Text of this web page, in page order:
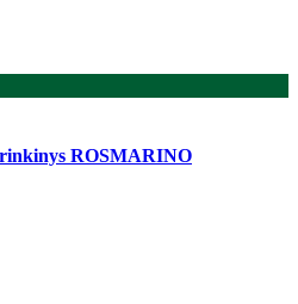
ROSMARINO